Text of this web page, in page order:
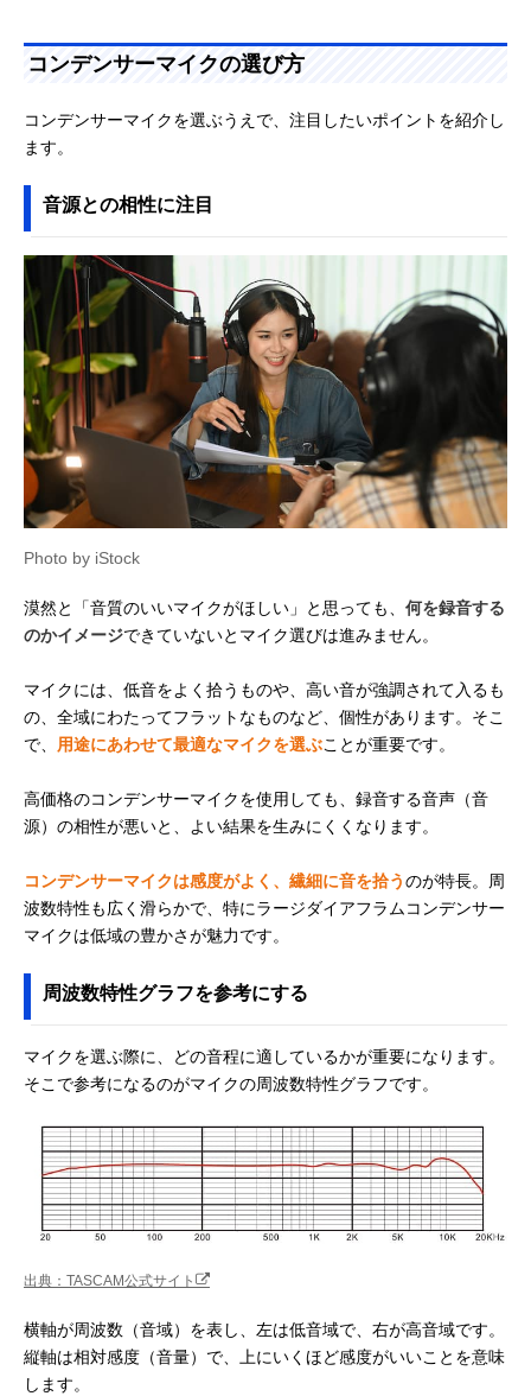
コンデンサーマイクの選び方
コンデンサーマイクを選ぶうえで、注目したいポイントを紹介し
ます。
音源との相性に注目
Photo by iStock
漠然と「音質のいいマイクがほしい」と思っても、 何を録音する
のかイメージできていないとマイク選びは進みません。
マイクには、低音をよく拾うものや、高い音が強調されて入るも
の、全域にわたってフラットなものなど、個性があります。そこ
で、 用途にあわせて最適なマイクを選ぶことが重要です。
高価格のコンデンサーマイクを使用しても、録音する音声（音
源）の相性が悪いと、よい結果を生みにくくなります。
コンデンサーマイクは感度がよく、繊細に音を拾うのが特長。周
波数特性も広く滑らかで、特にラージダイアフラムコンデンサー
マイクは低域の豊かさが魅力です。
周波数特性グラフを参考にする
マイクを選ぶ際に、どの音程に適しているかが重要になります。
そこで参考になるのがマイクの周波数特性グラフです。
出典：TASCAM公式サイト
横軸が周波数（音域）を表し、左は低音域で、右が高音域です。
縦軸は相対感度（音量）で、上にいくほど感度がいいことを意味
します。